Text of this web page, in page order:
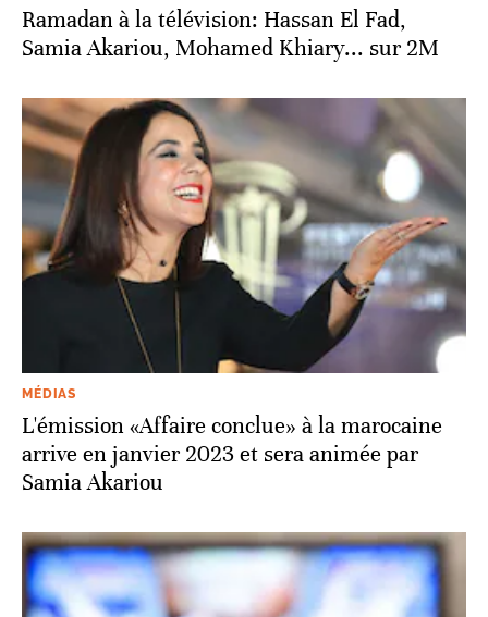
Ramadan à la télévision: Hassan El Fad,
Samia Akariou, Mohamed Khiary... sur 2M
MÉDIAS
L'émission «Affaire conclue» à la marocaine
arrive en janvier 2023 et sera animée par
Samia Akariou